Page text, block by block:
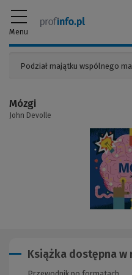
Menu
Mózgi
John Devolle
Książka dostępna